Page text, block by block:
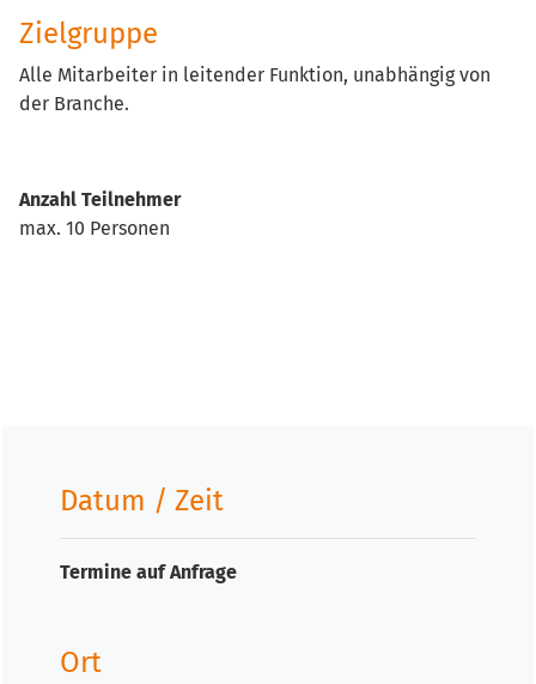
Zielgruppe
Alle Mitarbeiter in leitender Funktion, unabhängig von
der Branche.
Anzahl Teilnehmer
max. 10 Personen
Datum / Zeit
Termine auf Anfrage
Ort